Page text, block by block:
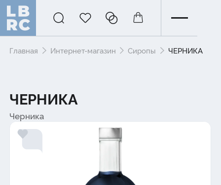
Главная Интернет-магазин Сиропы ЧЕРНИКА
ЧЕРНИКА
Черника